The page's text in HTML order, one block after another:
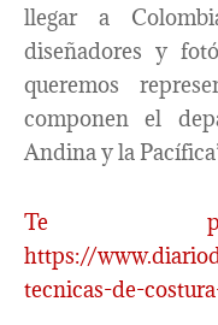
llegar a
diseñadores y
queremos
componen el
Andina y la
Te
https://
tecnicas-de-